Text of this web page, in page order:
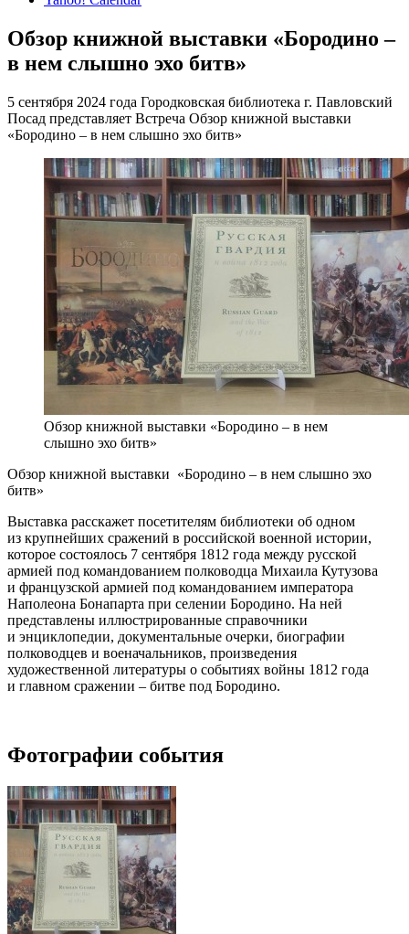
Обзор книжной выставки «Бородино –
в нем слышно эхо битв»
5 сентября 2024 года Городковская библиотека г. Павловский
Посад представляет Встреча Обзор книжной выставки
«Бородино – в нем слышно эхо битв»
Обзор книжной выставки «Бородино – в нем
слышно эхо битв»
Обзор книжной выставки «Бородино – в нем слышно эхо
битв»
Выставка расскажет посетителям библиотеки об одном
из крупнейших сражений в российской военной истории,
которое состоялось 7 сентября 1812 года между русской
армией под командованием полководца Михаила Кутузова
и французской армией под командованием императора
Наполеона Бонапарта при селении Бородино. На ней
представлены иллюстрированные справочники
и энциклопедии, документальные очерки, биографии
полководцев и военачальников, произведения
художественной литературы о событиях войны 1812 года
и главном сражении – битве под Бородино.
Фотографии события